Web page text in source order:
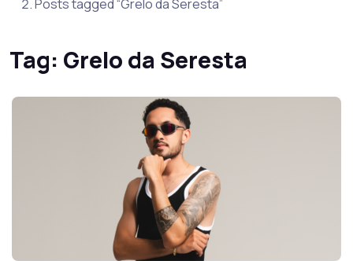
Posts tagged “Grelo da Seresta”
Tag: Grelo da Seresta